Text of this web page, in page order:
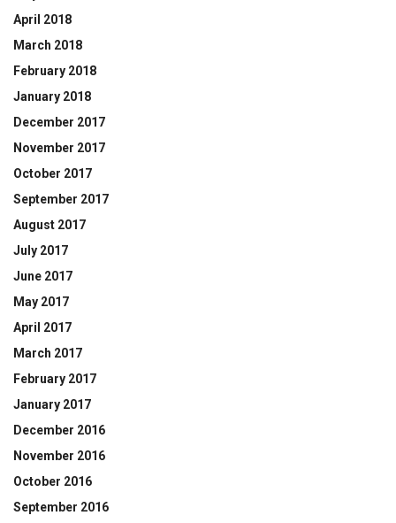
April 2018
March 2018
February 2018
January 2018
December 2017
November 2017
October 2017
September 2017
August 2017
July 2017
June 2017
May 2017
April 2017
March 2017
February 2017
January 2017
December 2016
November 2016
October 2016
September 2016